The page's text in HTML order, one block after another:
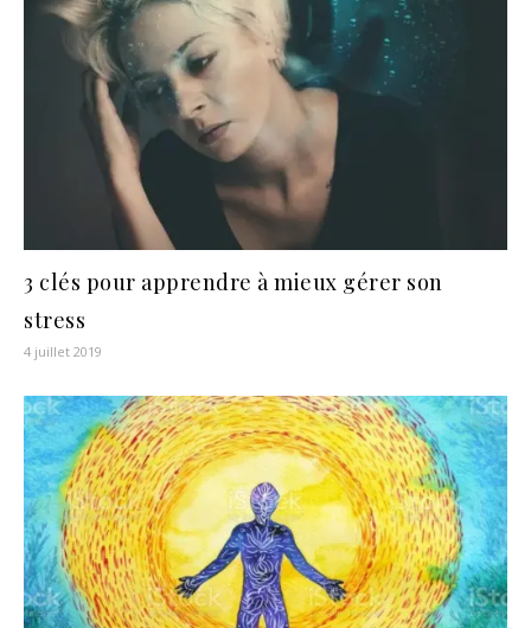
3 clés pour apprendre à mieux gérer son
stress
4 juillet 2019